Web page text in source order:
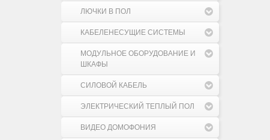
ЛЮЧКИ В ПОЛ
КАБЕЛЕНЕСУЩИЕ СИСТЕМЫ
МОДУЛЬНОЕ ОБОРУДОВАНИЕ И
ШКАФЫ
СИЛОВОЙ КАБЕЛЬ
ЭЛЕКТРИЧЕСКИЙ ТЕПЛЫЙ ПОЛ
ВИДЕО ДОМОФОНИЯ